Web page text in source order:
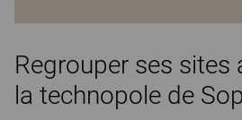
Regrouper ses sites
la technopole de